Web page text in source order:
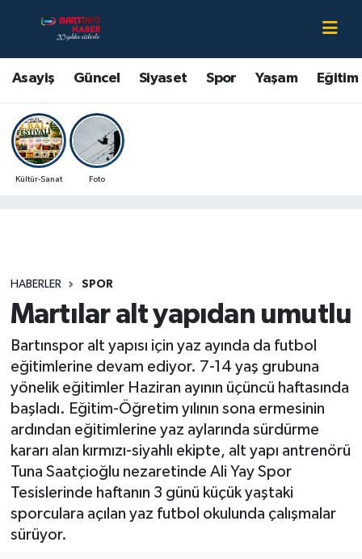
Asayiş Güncel Siyaset Spor Yaşam Eğitim
Kültür-Sanat Foto
HABERLER SPOR
Martılar alt yapıdan umutlu
Bartınspor alt yapısı için yaz ayında da futbol
eğitimlerine devam ediyor. 7-14 yaş grubuna
yönelik eğitimler Haziran ayının üçüncü haftasında
başladı. Eğitim-Öğretim yılının sona ermesinin
ardından eğitimlerine yaz aylarında sürdürme
kararı alan kırmızı-siyahlı ekipte, alt yapı antrenörü
Tuna Saatçioğlu nezaretinde Ali Yay Spor
Tesislerinde haftanın 3 günü küçük yaştaki
sporculara açılan yaz futbol okulunda çalışmalar
sürüyor.
Asayiş
Bartın Hakkında
Çevre
Eğitim
Kültür-Sanat
Magazin
Medya
Sağlık
Sinema
Sivil Toplum
Bartın Nöbetçi Eczaneler
Bartın Hava Durumu
Bartin Namaz Vakitleri
Bartın Trafik Yoğunluk Haritası
Son Dakika Haberleri
Haber Arşivi